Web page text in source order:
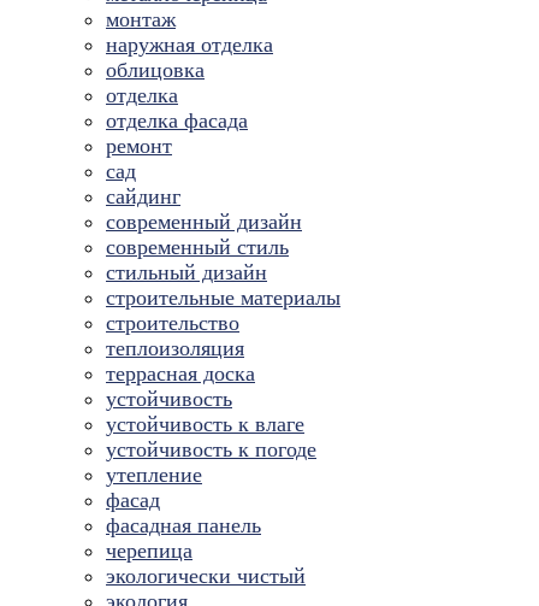
монтаж
наружная отделка
облицовка
отделка
отделка фасада
ремонт
сад
сайдинг
современный дизайн
современный стиль
стильный дизайн
строительные материалы
строительство
теплоизоляция
террасная доска
устойчивость
устойчивость к влаге
устойчивость к погоде
утепление
фасад
фасадная панель
черепица
экологически чистый
экология